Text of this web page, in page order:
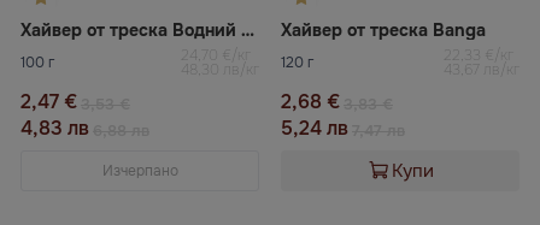
Хайвер от треска Водний свiт
100 г 24,70 €/кг
48,30 лв/кг
2,47 €
4,83 лв
Изчерпано
Хайвер от треска Banga
120 г 22,33 €/кг
43,67 лв/кг
2,68 €
5,24 лв
Купи